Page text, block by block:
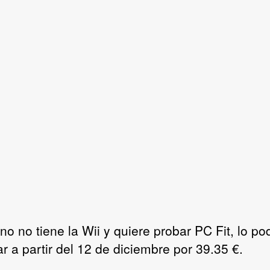
no tiene la Wii y quiere probar PC Fit, lo
a partir del 12 de diciembre por 39.35 €.